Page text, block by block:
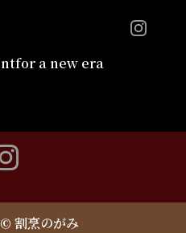
for a new era
割烹のがみ